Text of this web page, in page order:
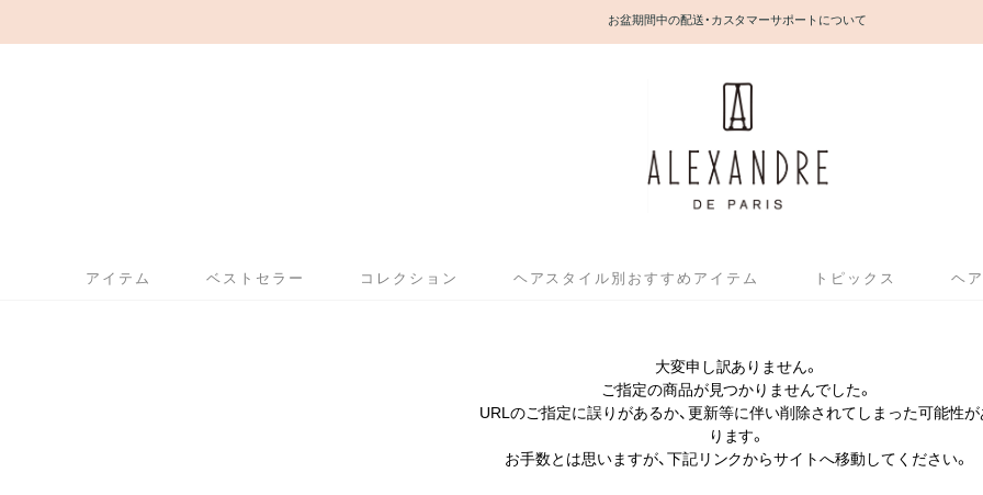
お盆期間中の配送・カスタマーサポートについて
アイテム ベストセラー コレクション ヘアスタイル別おすすめアイテム トピックス ヘ
大変申し訳ありません。
ご指定の商品が見つかりませんでした。
URLのご指定に誤りがあるか、更新等に伴い削除されてしまった可能性が
ります。
お手数とは思いますが、下記リンクからサイトへ移動してください。